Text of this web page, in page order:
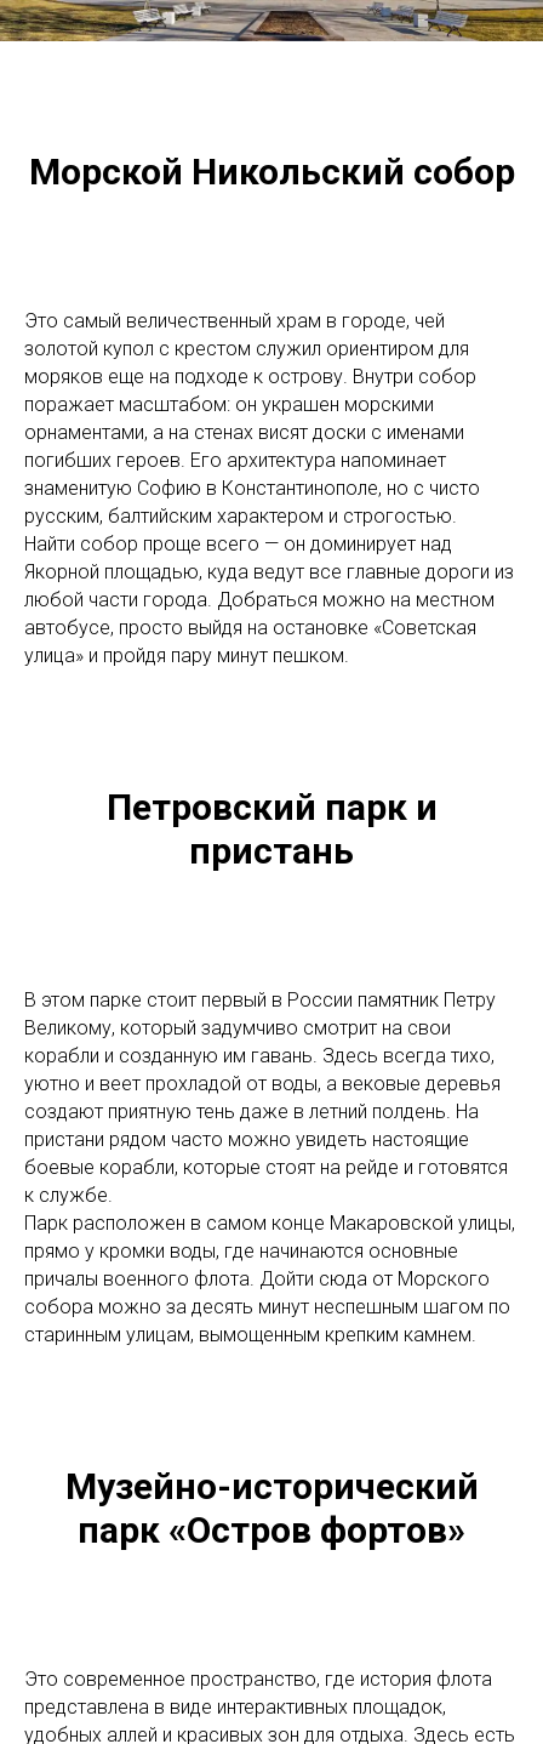
Морской Никольский собор
Это самый величественный храм в городе, чей
золотой купол с крестом служил ориентиром для
моряков еще на подходе к острову. Внутри собор
поражает масштабом: он украшен морскими
орнаментами, а на стенах висят доски с именами
погибших героев. Его архитектура напоминает
знаменитую Софию в Константинополе, но с чисто
русским, балтийским характером и строгостью.
Найти собор проще всего — он доминирует над
Якорной площадью, куда ведут все главные дороги из
любой части города. Добраться можно на местном
автобусе, просто выйдя на остановке «Советская
улица» и пройдя пару минут пешком.
Петровский парк и
пристань
В этом парке стоит первый в России памятник Петру
Великому, который задумчиво смотрит на свои
корабли и созданную им гавань. Здесь всегда тихо,
уютно и веет прохладой от воды, а вековые деревья
создают приятную тень даже в летний полдень. На
пристани рядом часто можно увидеть настоящие
боевые корабли, которые стоят на рейде и готовятся
к службе.
Парк расположен в самом конце Макаровской улицы,
прямо у кромки воды, где начинаются основные
причалы военного флота. Дойти сюда от Морского
собора можно за десять минут неспешным шагом по
старинным улицам, вымощенным крепким камнем.
Музейно-исторический
парк «Остров фортов»
Это современное пространство, где история флота
представлена в виде интерактивных площадок,
удобных аллей и красивых зон для отдыха. Здесь есть